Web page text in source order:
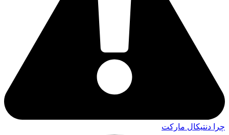
چرا دنتیکال مارکت